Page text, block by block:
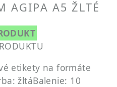
AGIPA A5 ŽLTÉ
etikety na formáte
žltáBalenie: 10